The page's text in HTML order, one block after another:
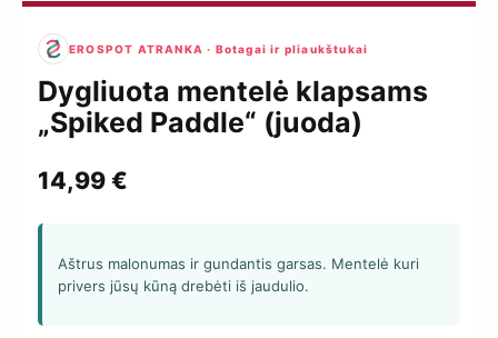
EROSPOT ATRANKA · Botagai ir pliaukštukai
Dygliuota mentelė klapsams
„Spiked Paddle“ (juoda)
14,99€
Aštrus malonumas ir gundantis garsas. Mentelė kuri
privers jūsų kūną drebėti iš jaudulio.